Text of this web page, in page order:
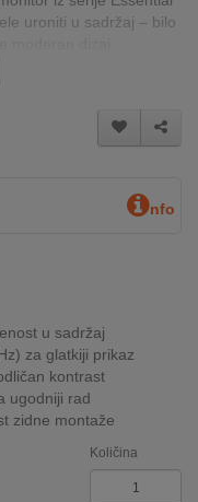
uroniti u sadržaj – bilo
nfo
u sadržaj
za glatkiji prikaz
kontrast
ugodniji rad
zidne montaže
Količina